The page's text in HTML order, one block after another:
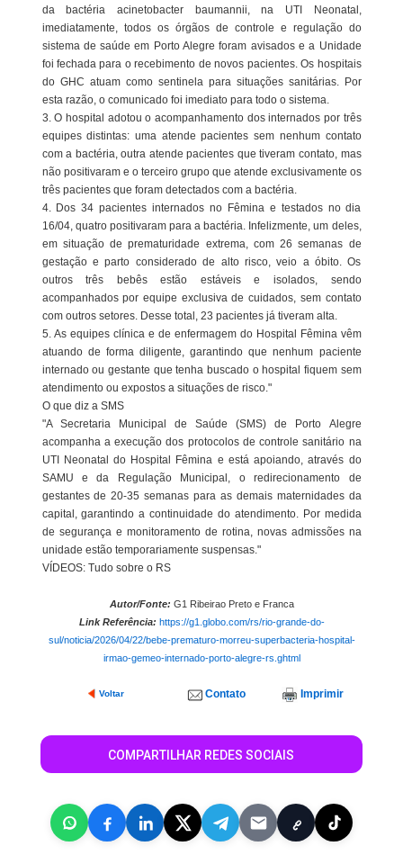
da bactéria acinetobacter baumannii, na UTI Neonatal,
imediatamente, todos os órgãos de controle e regulação do
sistema de saúde em Porto Alegre foram avisados e a Unidade
foi fechada para o recebimento de novos pacientes. Os hospitais
do GHC atuam como sentinela para situações sanitárias. Por
esta razão, o comunicado foi imediato para todo o sistema.
3. O hospital adotou o acompanhamento dos internados por três
equipes distintas: uma atende pacientes sem nenhum contato
com a bactéria, outra atende pacientes que tiveram contato, mas
não positivaram e o terceiro grupo que atende exclusivamente os
três pacientes que foram detectados com a bactéria.
4. Dos 34 pacientes internados no Fêmina e testados no dia
16/04, quatro positivaram para a bactéria. Infelizmente, um deles,
em situação de prematuridade extrema, com 26 semanas de
gestação e parto considerado de alto risco, veio a óbito. Os
outros três bebês estão estáveis e isolados, sendo
acompanhados por equipe exclusiva de cuidados, sem contato
com outros setores. Desse total, 23 pacientes já tiveram alta.
5. As equipes clínica e de enfermagem do Hospital Fêmina vêm
atuando de forma diligente, garantindo que nenhum paciente
internado ou gestante que tenha buscado o hospital fiquem sem
atendimento ou expostos a situações de risco."
O que diz a SMS
"A Secretaria Municipal de Saúde (SMS) de Porto Alegre
acompanha a execução dos protocolos de controle sanitário na
UTI Neonatal do Hospital Fêmina e está apoiando, através do
SAMU e da Regulação Municipal, o redirecionamento de
gestantes de 20-35 semanas para as demais maternidades da
capital, garantindo a continuidade do atendimento. Por medida
de segurança e monitoramento de rotina, novas admissões na
unidade estão temporariamente suspensas."
VÍDEOS: Tudo sobre o RS
Autor/Fonte: G1 Ribeirao Preto e Franca
Link Referência: https://g1.globo.com/rs/rio-grande-do-
sul/noticia/2026/04/22/bebe-prematuro-morreu-superbacteria-hospital-
irmao-gemeo-internado-porto-alegre-rs.ghtml
Voltar Contato Imprimir
COMPARTILHAR REDES SOCIAIS